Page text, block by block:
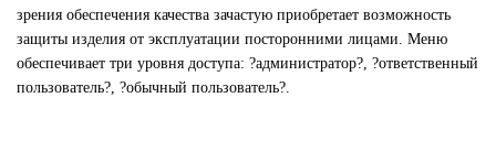
зрения обеспечения качества зачастую приобретает возможность
защиты изделия от эксплуатации посторонними лицами. Меню
обеспечивает три уровня доступа: ?администратор?, ?ответственный
пользователь?, ?обычный пользователь?.